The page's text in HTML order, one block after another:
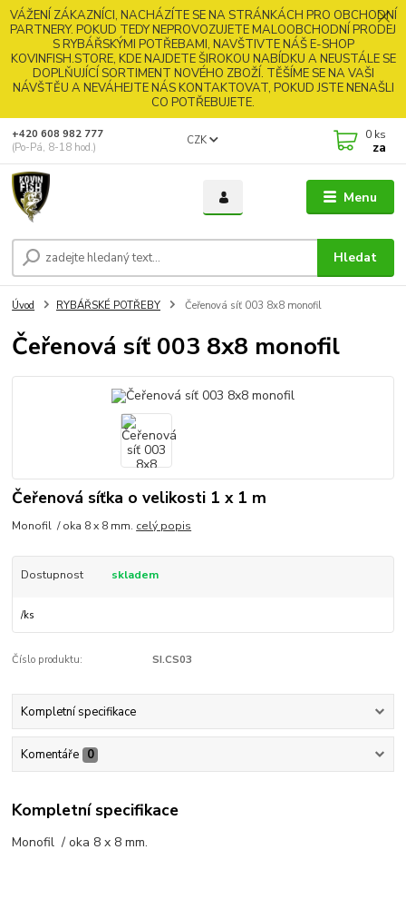
VÁŽENÍ ZÁKAZNÍCI, NACHÁZÍTE SE NA STRÁNKÁCH PRO OBCHODNÍ
PARTNERY. POKUD TEDY NEPROVOZUJETE MALOOBCHODNÍ PRODEJ
S RYBÁŘSKÝMI POTŘEBAMI, NAVŠTIVTE NÁŠ E-SHOP
KOVINFISH.STORE, KDE NAJDETE ŠIROKOU NABÍDKU A NEUSTÁLE SE
DOPLŇUJÍCÍ SORTIMENT NOVÉHO ZBOŽÍ. TĚŠÍME SE NA VAŠI
NÁVŠTĚU A NEVÁHEJTE NÁS KONTAKTOVAT, POKUD JSTE NENAŠLI
CO POTŘEBUJETE.
Menu
CZK
Hledat
+420 608 982 777
(Po-Pá, 8-18 hod.)
0 ks
za
Úvod RYBÁŘSKÉ POTŘEBY Čeřenová síť 003 8x8 monofil
Čeřenová síť 003 8x8 monofil
Čeřenová síťka o velikosti 1 x 1 m
Monofil / oka 8 x 8 mm. celý popis
Dostupnost skladem
/ks
Číslo produktu: SI.CS03
Kompletní specifikace
Komentáře 0
Kompletní specifikace
Monofil / oka 8 x 8 mm.